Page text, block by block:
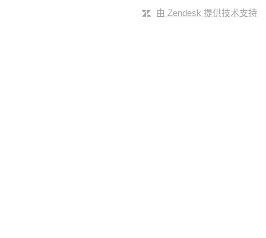
由 Zendesk 提供技术支持